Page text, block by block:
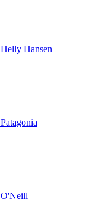
Helly Hansen
Patagonia
O'Neill